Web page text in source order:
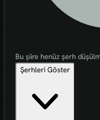
Bu şiire henüz şerh
Şerhleri Göster